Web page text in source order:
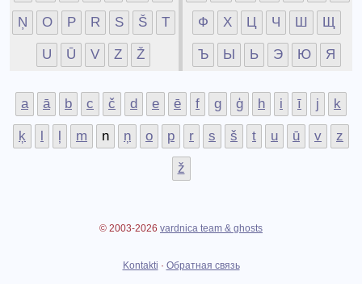
Ņ O P R S Š T
U Ū V Z Ž
Ф Х Ц Ч Ш Щ
Ъ Ы Ь Э Ю Я
a ā b c č d e ē f g ģ h i ī j k
ķ l ļ m n ņ o p r s š t u ū v z
ž
© 2003-2026 vardnica team & ghosts
Kontakti · Обратная связь